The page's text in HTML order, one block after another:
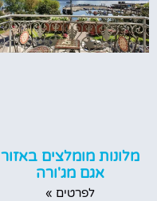
מלונות מומלצים באזור
אגם מג'ורה
לפרטים »